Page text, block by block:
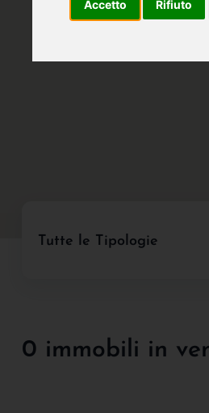
Accetto Rifiuto
Tutte le Tipologie
0 immobili in